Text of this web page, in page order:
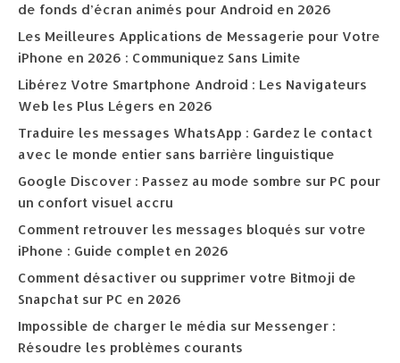
de fonds d’écran animés pour Android en 2026
Les Meilleures Applications de Messagerie pour Votre
iPhone en 2026 : Communiquez Sans Limite
Libérez Votre Smartphone Android : Les Navigateurs
Web les Plus Légers en 2026
Traduire les messages WhatsApp : Gardez le contact
avec le monde entier sans barrière linguistique
Google Discover : Passez au mode sombre sur PC pour
un confort visuel accru
Comment retrouver les messages bloqués sur votre
iPhone : Guide complet en 2026
Comment désactiver ou supprimer votre Bitmoji de
Snapchat sur PC en 2026
Impossible de charger le média sur Messenger :
Résoudre les problèmes courants